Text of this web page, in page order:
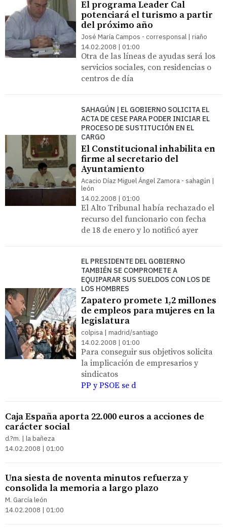
El programa Leader Cal
potenciará el turismo a partir
del próximo año
José María Campos - corresponsal | riaño
14.02.2008 | 01:00
Otra de las líneas de ayudas será los
servicios sociales, con residencias o
centros de día
SAHAGÚN | EL GOBIERNO SOLICITA EL
ACTA DE CESE PARA PODER INICIAR EL
PROCESO DE SUSTITUCIÓN EN EL
CARGO
El Constitucional inhabilita en
firme al secretario del
Ayuntamiento
Acacio Díaz Miguel Ángel Zamora - sahagún |
león
14.02.2008 | 01:00
El Alto Tribunal había rechazado el
recurso del funcionario con fecha
de 18 de enero y lo notificó ayer
EL PRESIDENTE DEL GOBIERNO
TAMBIÉN SE COMPROMETE A
EQUIPARAR SUS SUELDOS CON LOS DE
LOS HOMBRES
Zapatero promete 1,2 millones
de empleos para mujeres en la
legislatura
colpisa | madrid/santiago
14.02.2008 | 01:00
Para conseguir sus objetivos solicita
la implicación de empresarios y
sindicatos
PP y PSOE se d
Caja España aporta 22.000 euros a acciones de
carácter social
d.?m. | la bañeza
14.02.2008 | 01:00
Una siesta de noventa minutos refuerza y
consolida la memoria a largo plazo
M. García león
14.02.2008 | 01:00